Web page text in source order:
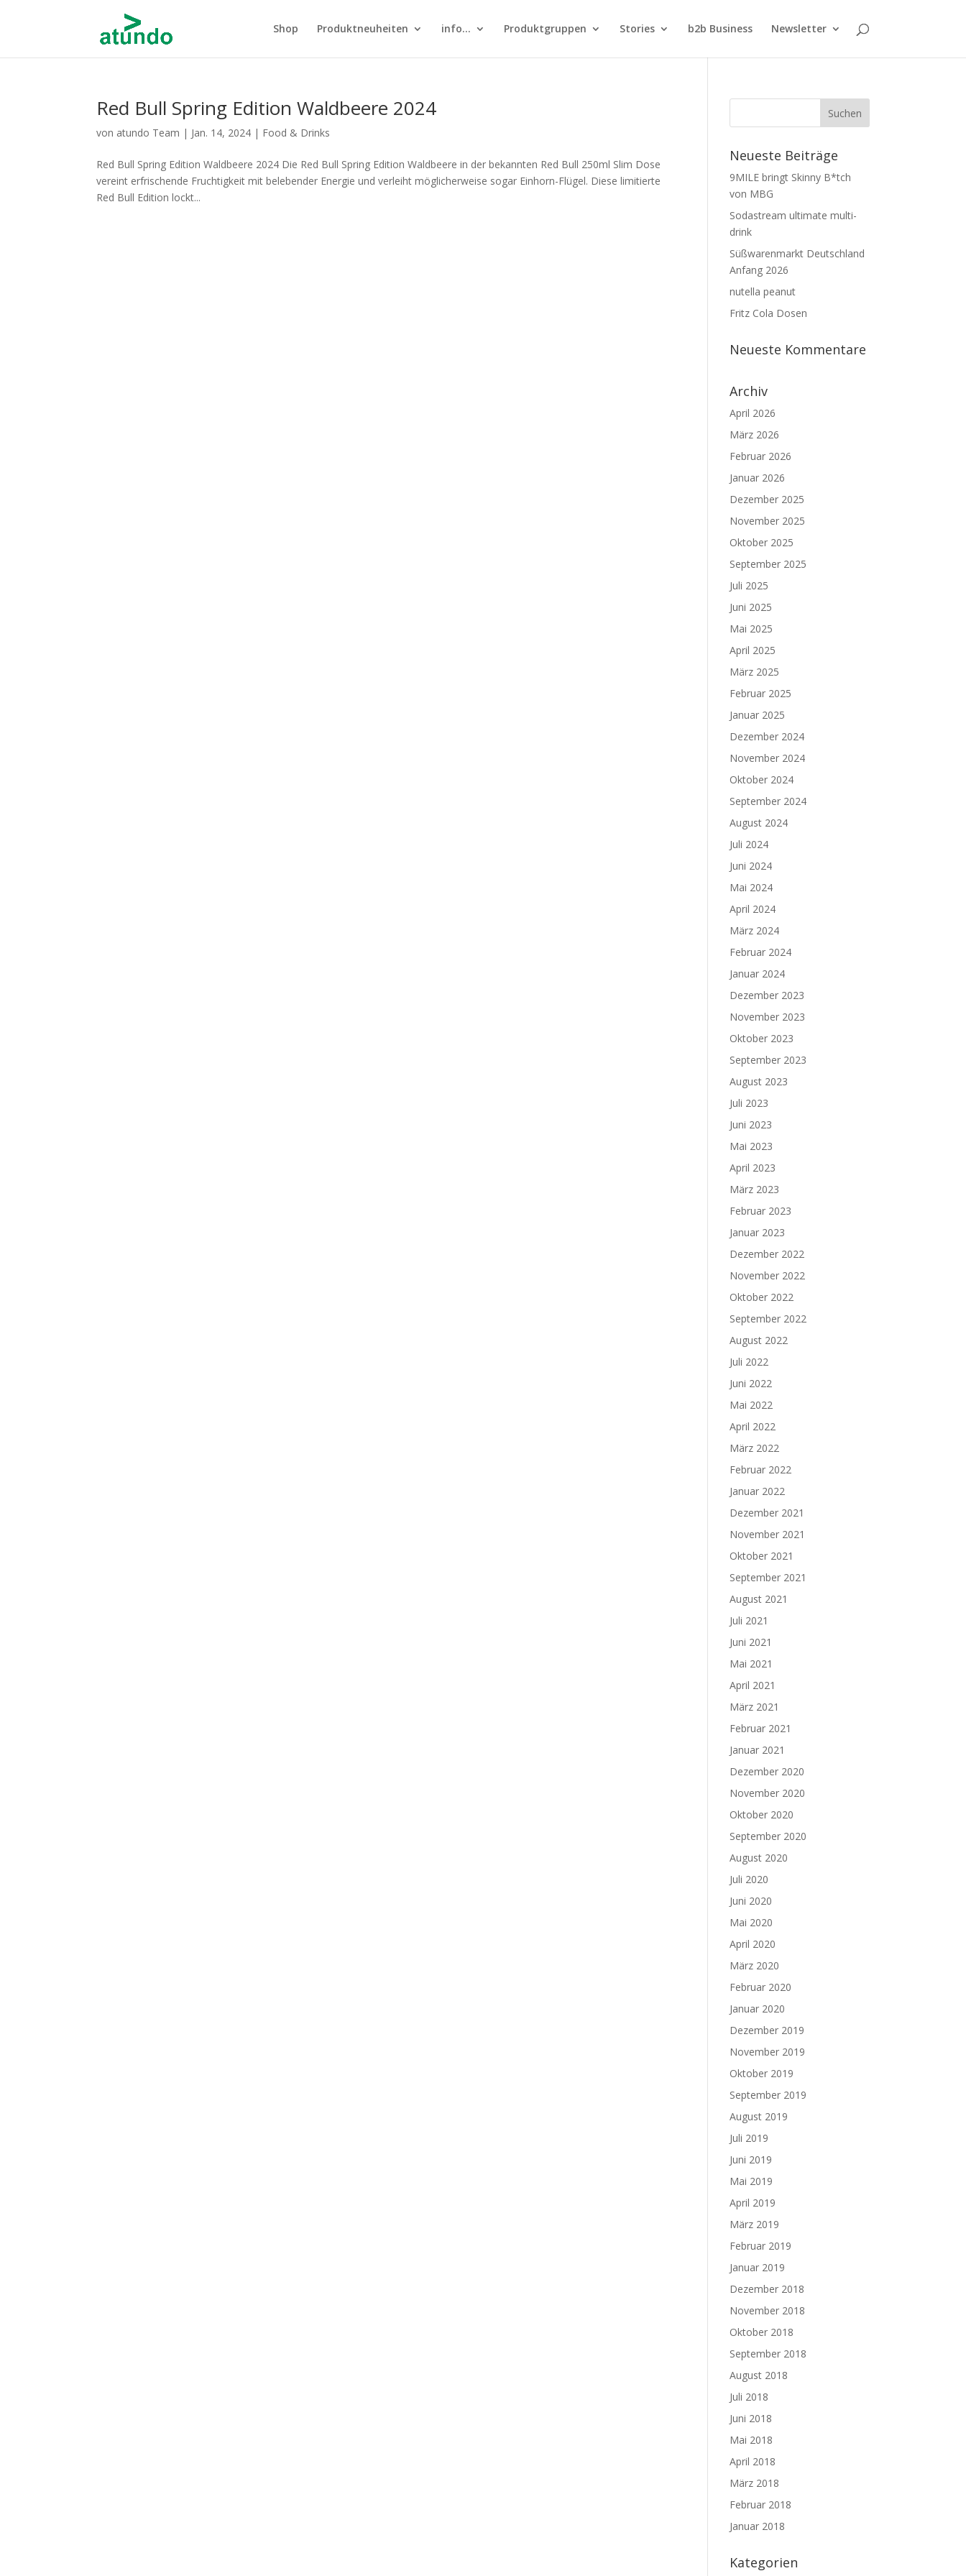
Shop Produktneuheiten info… Produktgruppen Stories b2b Business Newsletter
Red Bull Spring Edition Waldbeere 2024
von atundo Team | Jan. 14, 2024 | Food & Drinks
Red Bull Spring Edition Waldbeere 2024 Die Red Bull Spring Edition Waldbeere in der bekannten Red Bull 250ml Slim Dose
vereint erfrischende Fruchtigkeit mit belebender Energie und verleiht möglicherweise sogar Einhorn-Flügel. Diese limitierte
Red Bull Edition lockt...
Neueste Beiträge
9MILE bringt Skinny B*tch
von MBG
Sodastream ultimate multi-
drink
Süßwarenmarkt Deutschland
Anfang 2026
nutella peanut
Fritz Cola Dosen
Neueste Kommentare
Archiv
April 2026
März 2026
Februar 2026
Januar 2026
Dezember 2025
November 2025
Oktober 2025
September 2025
Juli 2025
Juni 2025
Mai 2025
April 2025
März 2025
Februar 2025
Januar 2025
Dezember 2024
November 2024
Oktober 2024
September 2024
August 2024
Juli 2024
Juni 2024
Mai 2024
April 2024
März 2024
Februar 2024
Januar 2024
Dezember 2023
November 2023
Oktober 2023
September 2023
August 2023
Juli 2023
Juni 2023
Mai 2023
April 2023
März 2023
Februar 2023
Januar 2023
Dezember 2022
November 2022
Oktober 2022
September 2022
August 2022
Juli 2022
Juni 2022
Mai 2022
April 2022
März 2022
Februar 2022
Januar 2022
Dezember 2021
November 2021
Oktober 2021
September 2021
August 2021
Juli 2021
Juni 2021
Mai 2021
April 2021
März 2021
Februar 2021
Januar 2021
Dezember 2020
November 2020
Oktober 2020
September 2020
August 2020
Juli 2020
Juni 2020
Mai 2020
April 2020
März 2020
Februar 2020
Januar 2020
Dezember 2019
November 2019
Oktober 2019
September 2019
August 2019
Juli 2019
Juni 2019
Mai 2019
April 2019
März 2019
Februar 2019
Januar 2019
Dezember 2018
November 2018
Oktober 2018
September 2018
August 2018
Juli 2018
Juni 2018
Mai 2018
April 2018
März 2018
Februar 2018
Januar 2018
Kategorien